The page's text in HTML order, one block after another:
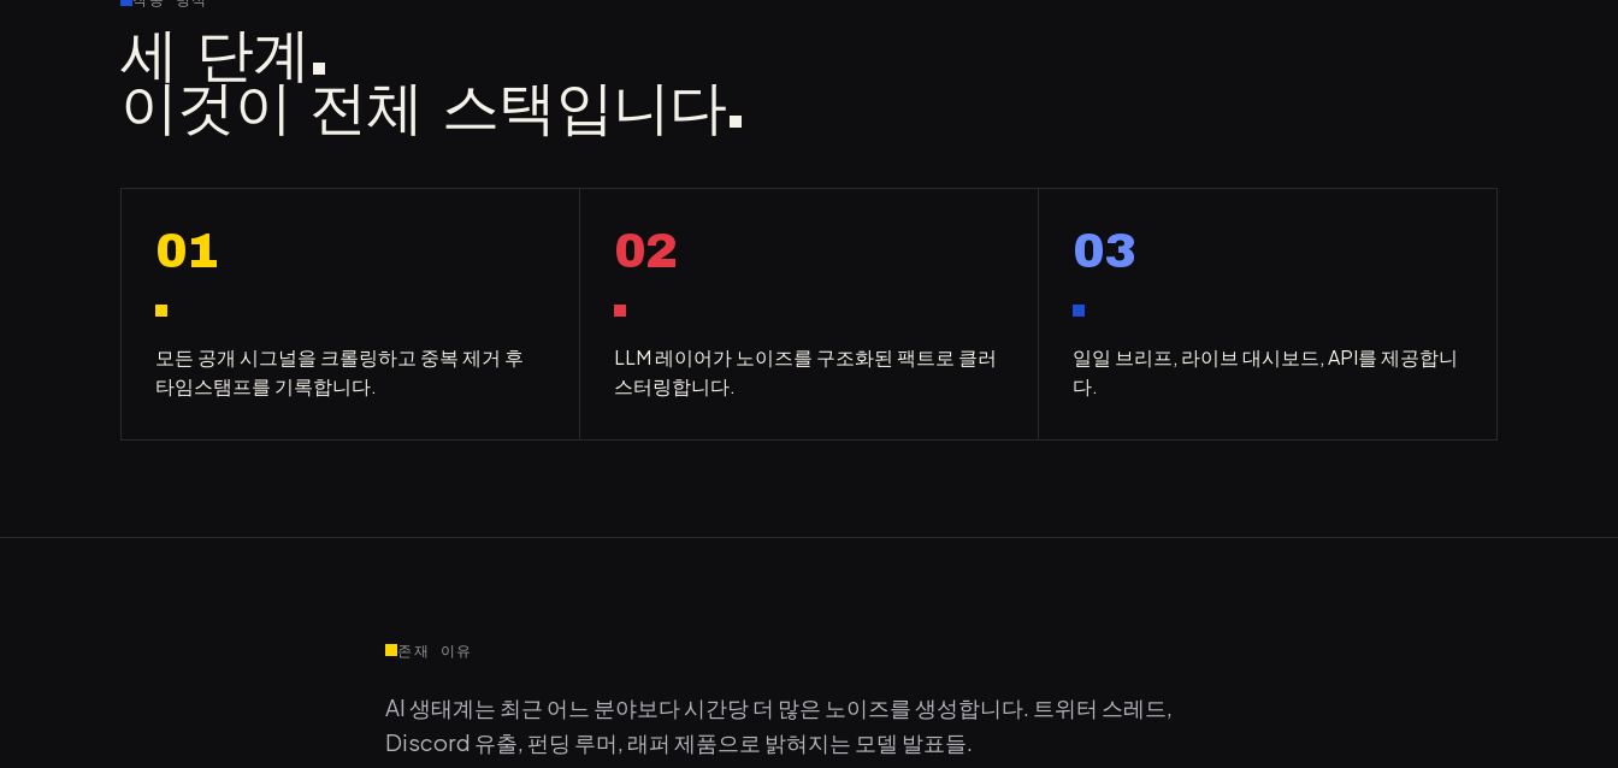
세 단계.
이것이 전체 스택입니다.
01
모든 공개 시그널을 크롤링하고 중복 제거 후
타임스탬프를 기록합니다.
02
LLM 레이어가 노이즈를 구조화된 팩트로 클러
스터링합니다.
03
일일 브리프, 라이브 대시보드, API를 제공합니
다.
존재 이유
AI 생태계는 최근 어느 분야보다 시간당 더 많은 노이즈를 생성합니다. 트위터 스레드,
Discord 유출, 펀딩 루머, 래퍼 제품으로 밝혀지는 모델 발표들.